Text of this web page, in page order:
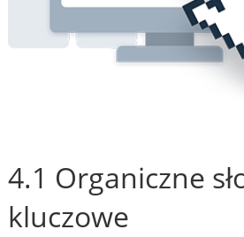
4.1 Organiczne
kluczowe